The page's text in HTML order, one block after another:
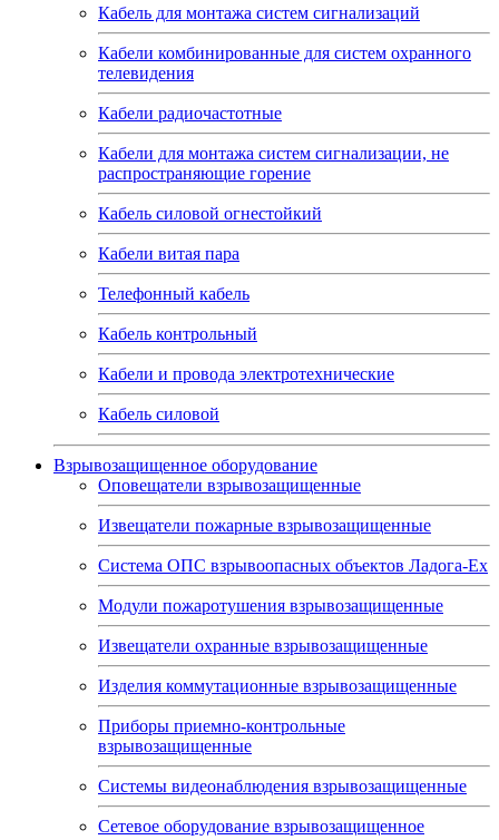
Кабель для монтажа систем сигнализаций
Кабели комбинированные для систем охранного
телевидения
Кабели радиочастотные
Кабели для монтажа систем сигнализации, не
распространяющие горение
Кабель силовой огнестойкий
Кабели витая пара
Телефонный кабель
Кабель контрольный
Кабели и провода электротехнические
Кабель силовой
Взрывозащищенное оборудование
Оповещатели взрывозащищенные
Извещатели пожарные взрывозащищенные
Система ОПС взрывоопасных объектов Ладога-Ex
Модули пожаротушения взрывозащищенные
Извещатели охранные взрывозащищенные
Изделия коммутационные взрывозащищенные
Приборы приемно-контрольные
взрывозащищенные
Системы видеонаблюдения взрывозащищенные
Сетевое оборудование взрывозащищенное